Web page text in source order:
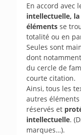
En accord avec
intellectuelle,
éléments se
totalité ou en
Seules sont
dont
du cercle de
courte citation.
Ainsi, tous les
autres
réservés et
intellectuelle.
marques…).